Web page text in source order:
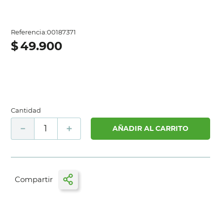
Referencia:00187371
$49.900
Cantidad
＋
－ AÑADIR AL CARRITO